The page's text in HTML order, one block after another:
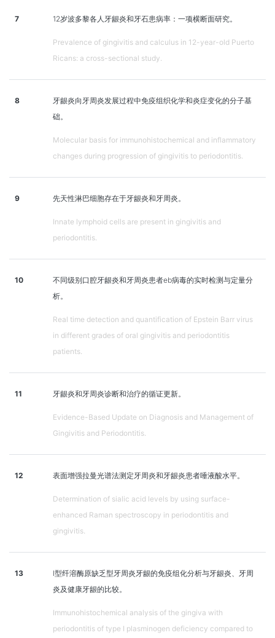
7 12岁波多黎各人牙龈炎和牙石患病率：一项横断面研究。
Prevalence of gingivitis and calculus in 12-year-old Puerto
Ricans: a cross-sectional study.
8
牙龈炎向牙周炎发展过程中免疫组织化学和炎症变化的分子基
础。
Molecular basis for immunohistochemical and inflammatory
changes during progression of gingivitis to periodontitis.
9 先天性淋巴细胞存在于牙龈炎和牙周炎。
Innate lymphoid cells are present in gingivitis and
periodontitis.
10
不同级别口腔牙龈炎和牙周炎患者eb病毒的实时检测与定量分
析。
Real time detection and quantification of Epstein Barr virus
in different grades of oral gingivitis and periodontitis
patients.
11 牙龈炎和牙周炎诊断和治疗的循证更新。
Evidence-Based Update on Diagnosis and Management of
Gingivitis and Periodontitis.
12 表面增强拉曼光谱法测定牙周炎和牙龈炎患者唾液酸水平。
Determination of sialic acid levels by using surface-
enhanced Raman spectroscopy in periodontitis and
gingivitis.
13
Ⅰ型纤溶酶原缺乏型牙周炎牙龈的免疫组化分析与牙龈炎、牙周
炎及健康牙龈的比较。
Immunohistochemical analysis of the gingiva with
periodontitis of type I plasminogen deficiency compared to